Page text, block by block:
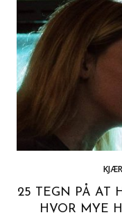
25 TEGN PÅ AT
HVOR MYE